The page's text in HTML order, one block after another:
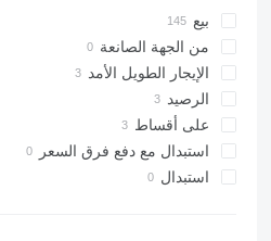
بيع
من الجهة الصانعة
الإيجار الطويل الأمد
الرصيد
على أقساط
استبدال مع دفع فرق السعر
استبدال